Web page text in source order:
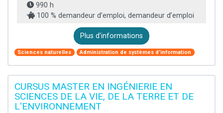
990 h
100 % demandeur d’emploi, demandeur d’emploi
Plus d'informations
Sciences naturelles Administration de systèmes d'information
CURSUS MASTER EN INGÉNIERIE EN
SCIENCES DE LA VIE, DE LA TERRE ET DE
L'ENVIRONNEMENT